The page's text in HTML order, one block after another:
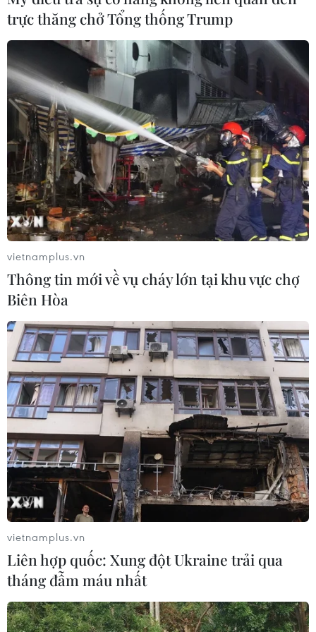
rạn nứt và bất hòa bắt đầu xuất hiện trong biện pháp
tiếp cận Triều Tiên của chính quyền Trump.
trực thăng chở Tổng thống Trump
vietnamplus.vn
Thông tin mới về vụ cháy lớn tại khu vực chợ
Biên Hòa
vietnamplus.vn
Liên hợp quốc: Xung đột Ukraine trải qua
tháng đẫm máu nhất